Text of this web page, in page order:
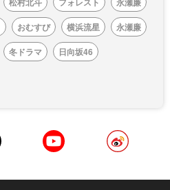
おむすび 横浜流星
永瀬廉
冬ドラマ
日向坂46